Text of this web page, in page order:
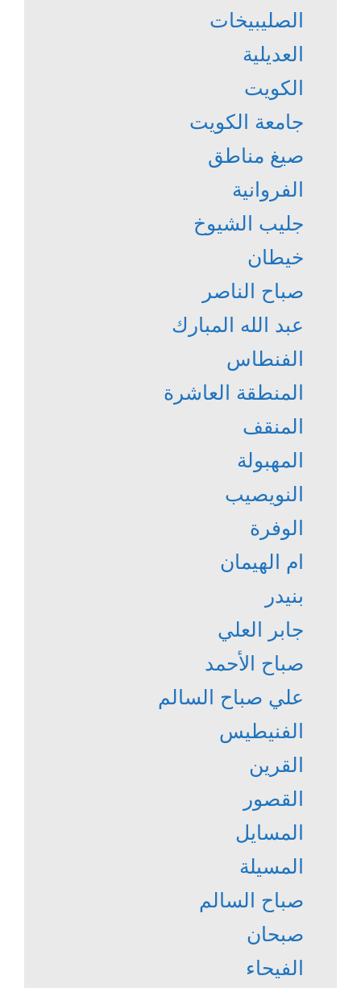
الصليبيخات
العديلية
الكويت
جامعة الكويت
صيغ مناطق
الفروانية
جليب الشيوخ
خيطان
صباح الناصر
عبد الله المبارك
الفنطاس
المنطقة العاشرة
المنقف
المهبولة
النويصيب
الوفرة
ام الهيمان
بنيدر
جابر العلي
صباح الأحمد
علي صباح السالم
الفنيطيس
القرين
القصور
المسايل
المسيلة
صباح السالم
صبحان
الفيحاء